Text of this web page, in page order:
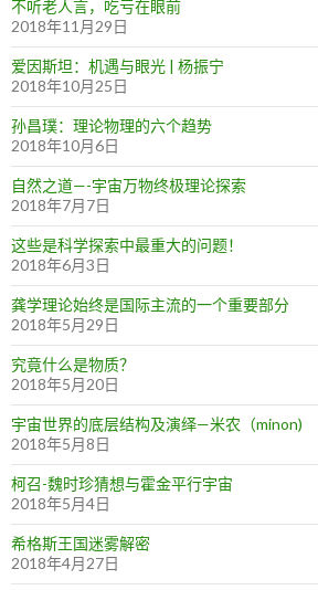
不听老人言，吃亏在眼前
2018年11月29日
爱因斯坦：机遇与眼光 | 杨振宁
2018年10月25日
孙昌璞：理论物理的六个趋势
2018年10月6日
自然之道—-宇宙万物终极理论探索
2018年7月7日
这些是科学探索中最重大的问题！
2018年6月3日
龚学理论始终是国际主流的一个重要部分
2018年5月29日
究竟什么是物质？
2018年5月20日
宇宙世界的底层结构及演绎—米农（minon)
2018年5月8日
柯召-魏时珍猜想与霍金平行宇宙
2018年5月4日
希格斯王国迷雾解密
2018年4月27日